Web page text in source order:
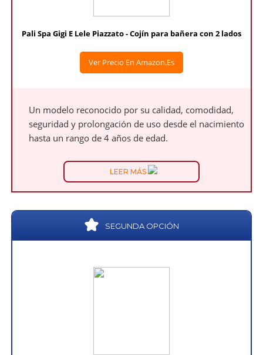
Pali Spa Gigi E Lele Piazzato - Cojín para bañera con 2 lados
Ver Precio En Amazon.es
Un modelo reconocido por su calidad, comodidad,
seguridad y prolongación de uso desde el nacimiento
hasta un rango de 4 años de edad.
LEER MÁS
SEGUNDA OPCIÓN